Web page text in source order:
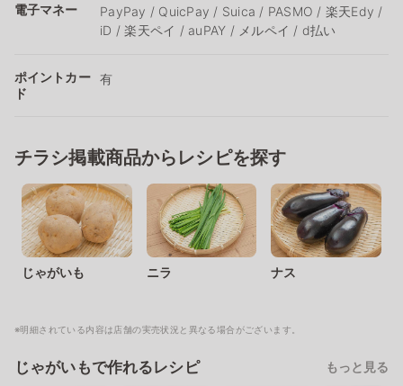
電子マネー
PayPay / QuicPay / Suica / PASMO / 楽天Edy /
iD / 楽天ペイ / auPAY / メルペイ / d払い
ポイントカー
ド
有
チラシ掲載商品からレシピを探す
じゃがいも ニラ ナス
※明細されている内容は店舗の実売状況と異なる場合がございます。
じゃがいもで作れるレシピ もっと見る